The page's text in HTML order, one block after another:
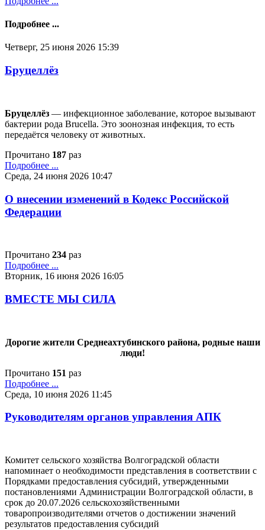
Подробнее ...
Четверг, 25 июня 2026 15:39
Бруцеллёз
Бруцеллёз — инфекционное заболевание, которое вызывают
бактерии рода Brucella. Это зоонозная инфекция, то есть
передаётся человеку от животных.
Прочитано 187 раз
Подробнее ...
Среда, 24 июня 2026 10:47
О внесении изменений в Кодекс Российской
Федерации
Прочитано 234 раз
Подробнее ...
Вторник, 16 июня 2026 16:05
ВМЕСТЕ МЫ СИЛА
Дорогие жители Среднеахтубинского района, родные наши
люди!
Прочитано 151 раз
Подробнее ...
Среда, 10 июня 2026 11:45
Руководителям органов управления АПК
Комитет сельского хозяйства Волгоградской области
напоминает о необходимости представления в соответствии с
Порядками предоставления субсидий, утвержденными
постановлениями Администрации Волгоградской области, в
срок до 20.07.2026 сельскохозяйственными
товаропроизводителями отчетов о достижении значений
результатов предоставления субсидий